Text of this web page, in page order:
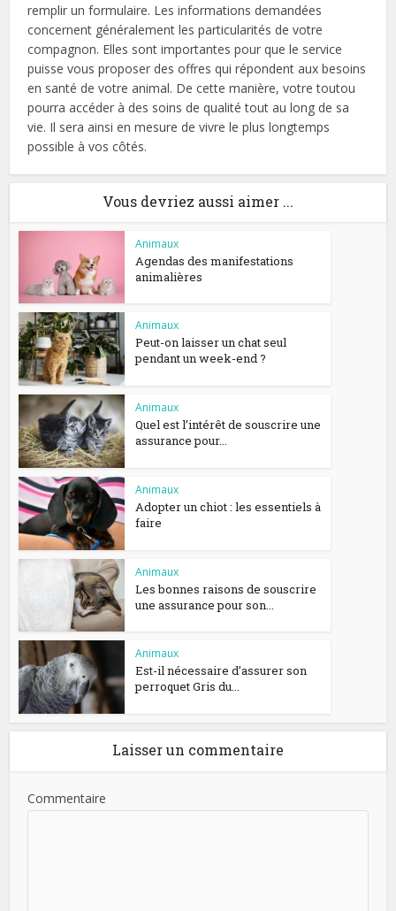
remplir un formulaire. Les informations demandées
concernent généralement les particularités de votre
compagnon. Elles sont importantes pour que le service
puisse vous proposer des offres qui répondent aux besoins
en santé de votre animal. De cette manière, votre toutou
pourra accéder à des soins de qualité tout au long de sa
vie. Il sera ainsi en mesure de vivre le plus longtemps
possible à vos côtés.
Vous devriez aussi aimer ...
Animaux
Agendas des manifestations
animalières
Animaux
Peut-on laisser un chat seul
pendant un week-end ?
Animaux
Quel est l’intérêt de souscrire une
assurance pour...
Animaux
Adopter un chiot : les essentiels à
faire
Animaux
Les bonnes raisons de souscrire
une assurance pour son...
Animaux
Est-il nécessaire d’assurer son
perroquet Gris du...
Laisser un commentaire
Commentaire